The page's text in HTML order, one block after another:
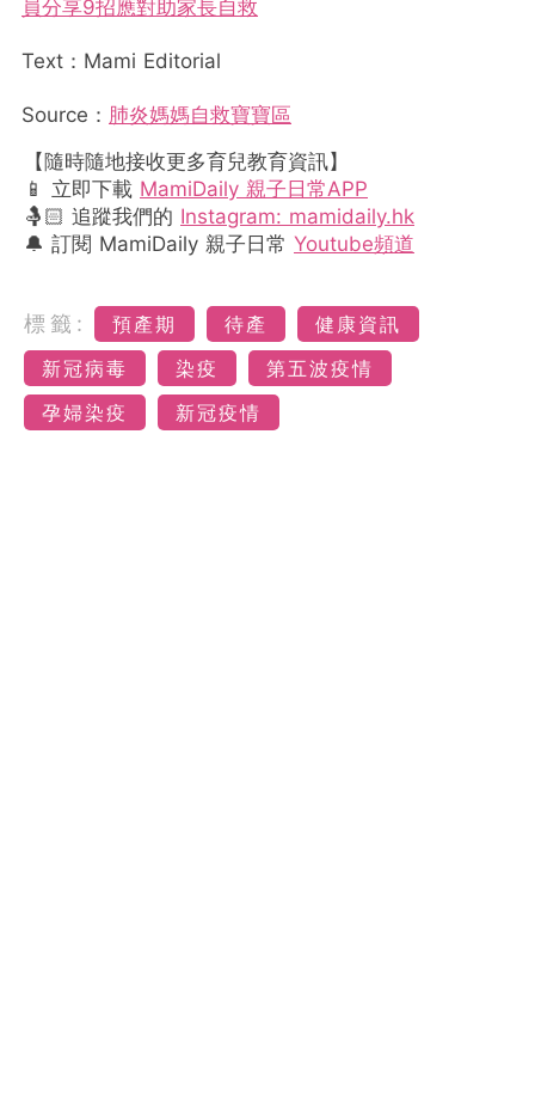
員分享9招應對助家長自救
Text：Mami Editorial
Source： 肺炎媽媽自救寶寶區
【隨時隨地接收更多育兒教育資訊】
📱 立即下載 MamiDaily 親子日常APP
🤱🏻 追蹤我們的 Instagram: mamidaily.hk
🔔 訂閱 MamiDaily 親子日常 Youtube頻道
標籤: 預產期 待產
健康資訊
新冠病毒
染疫
第五波疫情
孕婦染疫
新冠疫情